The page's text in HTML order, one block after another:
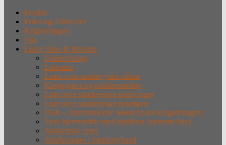
Forside
Fotos og Arkivalier
Krigsdeltagere
Om
Lister, links & litteratur
Undervisning
Litteratur
Lister over sønderjyske faldne
Krigergrave og mindesmærker
Liste over sønderjyske krigsfanger
Liste over sønderjyske desertører
DSK – Dansksindede Sønderjyske Krigsdeltagere
Tysk hjemmeside med tabslister (eksternt link)
Alfabetiske lister
Straffefanger i Sønderjylland